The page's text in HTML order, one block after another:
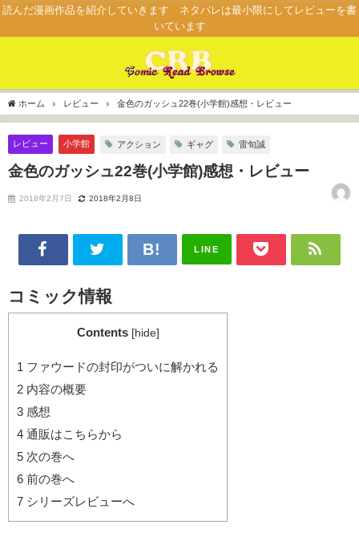
読んだ漫画作品を紹介していきます ネタバレは最小限にしてレビューを書
いています
ホーム レビュー 金色のガッシュ22巻(小学館)感想・レビュー
レビュー 小学館 アクション ギャグ 雷旬誠
金色のガッシュ22巻(小学館)感想・レビュー
2018年2月7日 2018年2月8日
LINE
コミック情報
Contents [hide]
1 ファウードの封印がついに解かれる
2 内容の概要
3 感想
4 通販はこちらから
5 次の巻へ
6 前の巻へ
7 シリーズレビューへ